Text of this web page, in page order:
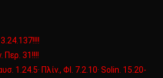
Περ. 31!!!!
1.24.5· Πλίν., ΦΙ. 7.2.10· Solin. 15.20-